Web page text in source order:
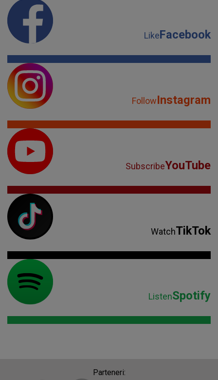
LikeFacebook
FollowInstagram
SubscribeYouTube
WatchTikTok
ListenSpotify
Parteneri: